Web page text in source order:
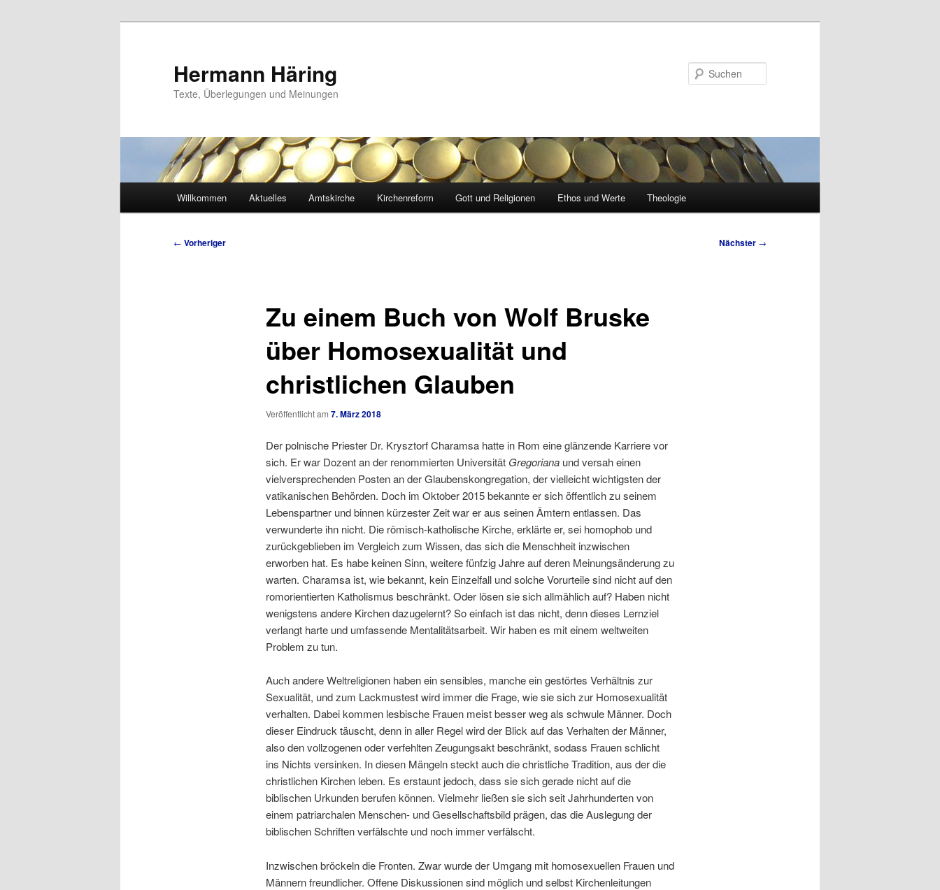
Hermann Häring
Texte, Überlegungen und Meinungen
Willkommen Aktuelles Amtskirche Kirchenreform Gott und Religionen Ethos und Werte Theologie
Beitragsnavigation
← Vorheriger Nächster →
Zu einem Buch von Wolf Bruske
über Homosexualität und
christlichen Glauben
Veröffentlicht am 7. März 2018
Der polnische Priester Dr. Krysztorf Charamsa hatte in Rom eine glänzende Karriere vor
sich. Er war Dozent an der renommierten Universität Gregorianaund versah einen
vielversprechenden Posten an der Glaubenskongregation, der vielleicht wichtigsten der
vatikanischen Behörden. Doch im Oktober 2015 bekannte er sich öffentlich zu seinem
Lebenspartner und binnen kürzester Zeit war er aus seinen Ämtern entlassen. Das
verwunderte ihn nicht. Die römisch-katholische Kirche, erklärte er, sei homophob und
zurückgeblieben im Vergleich zum Wissen, das sich die Menschheit inzwischen
erworben hat. Es habe keinen Sinn, weitere fünfzig Jahre auf deren Meinungsänderung zu
warten. Charamsa ist, wie bekannt, kein Einzelfall und solche Vorurteile sind nicht auf den
romorientierten Katholismus beschränkt. Oder lösen sie sich allmählich auf? Haben nicht
wenigstens andere Kirchen dazugelernt? So einfach ist das nicht, denn dieses Lernziel
verlangt harte und umfassende Mentalitätsarbeit. Wir haben es mit einem weltweiten
Problem zu tun.
Auch andere Weltreligionen haben ein sensibles, manche ein gestörtes Verhältnis zur
Sexualität, und zum Lackmustest wird immer die Frage, wie sie sich zur Homosexualität
verhalten. Dabei kommen lesbische Frauen meist besser weg als schwule Männer. Doch
dieser Eindruck täuscht, denn in aller Regel wird der Blick auf das Verhalten der Männer,
also den vollzogenen oder verfehlten Zeugungsakt beschränkt, sodass Frauen schlicht
ins Nichts versinken. In diesen Mängeln steckt auch die christliche Tradition, aus der die
christlichen Kirchen leben. Es erstaunt jedoch, dass sie sich gerade nicht auf die
biblischen Urkunden berufen können. Vielmehr ließen sie sich seit Jahrhunderten von
einem patriarchalen Menschen- und Gesellschaftsbild prägen, das die Auslegung der
biblischen Schriften verfälschte und noch immer verfälscht.
Inzwischen bröckeln die Fronten. Zwar wurde der Umgang mit homosexuellen Frauen und
Männern freundlicher. Offene Diskussionen sind möglich und selbst Kirchenleitungen